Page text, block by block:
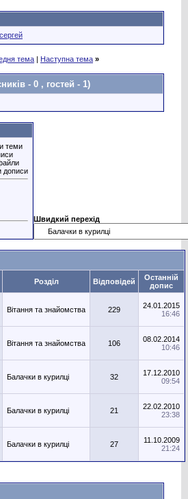
сергей
тема | Наступна тема »
- 0 , гостей - 1)
теми
дописи
Швидкий перехід
Розділ Відповідей
Останній
допис
Вітання та знайомства 229
24.01.2015
16:46
Вітання та знайомства 106
08.02.2014
10:46
Балачки в курилці 32
17.12.2010
09:54
Балачки в курилці 21
22.02.2010
23:38
Балачки в курилці 27
11.10.2009
21:24